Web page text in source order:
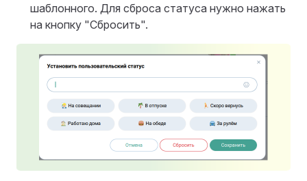
шаблонного. Для сброса статуса нужно нажать
на кнопку "Сбросить".